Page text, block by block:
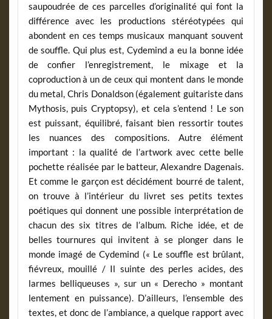
saupoudrée de ces parcelles d’originalité qui font la
différence avec les productions stéréotypées qui
abondent en ces temps musicaux manquant souvent
de souffle. Qui plus est, Cydemind a eu la bonne idée
de confier l’enregistrement, le mixage et la
coproduction à un de ceux qui montent dans le monde
du metal, Chris Donaldson (également guitariste dans
Mythosis, puis Cryptopsy), et cela s’entend ! Le son
est puissant, équilibré, faisant bien ressortir toutes
les nuances des compositions. Autre élément
important : la qualité de l’artwork avec cette belle
pochette réalisée par le batteur, Alexandre Dagenais.
Et comme le garçon est décidément bourré de talent,
on trouve à l’intérieur du livret ses petits textes
poétiques qui donnent une possible interprétation de
chacun des six titres de l’album. Riche idée, et de
belles tournures qui invitent à se plonger dans le
monde imagé de Cydemind (« Le souffle est brûlant,
fiévreux, mouillé / Il suinte des perles acides, des
larmes belliqueuses », sur un « Derecho » montant
lentement en puissance). D’ailleurs, l’ensemble des
textes, et donc de l’ambiance, a quelque rapport avec